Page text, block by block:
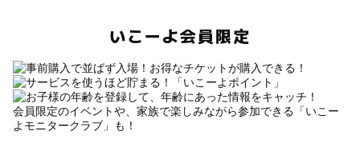
いこーよ会員限定
会員限定のイベントや、家族で楽しみながら参加できる「いこー
よモニタークラブ」も！